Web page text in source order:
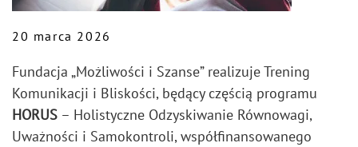
20 marca 2026
Fundacja „Możliwości i Szanse” realizuje Trening
Komunikacji i Bliskości, będący częścią programu
HORUS – Holistyczne Odzyskiwanie Równowagi,
Uważności i Samokontroli, współfinansowanego